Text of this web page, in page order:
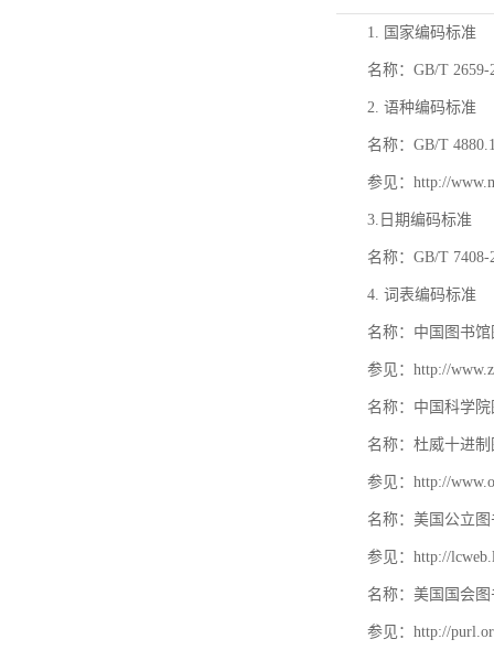
1. 国家编码标准
名称：GB/T
2. 语种编码标准
名称：GB/T
参见：http://
3.日期编码标准
名称：GB/T
4. 词表编码标准
名称：中国图书
参见：http://
名称：中国科学
名称：杜威十进
参见：http://
名称：美国公立
参见：http://
名称：美国国会
参见：http://